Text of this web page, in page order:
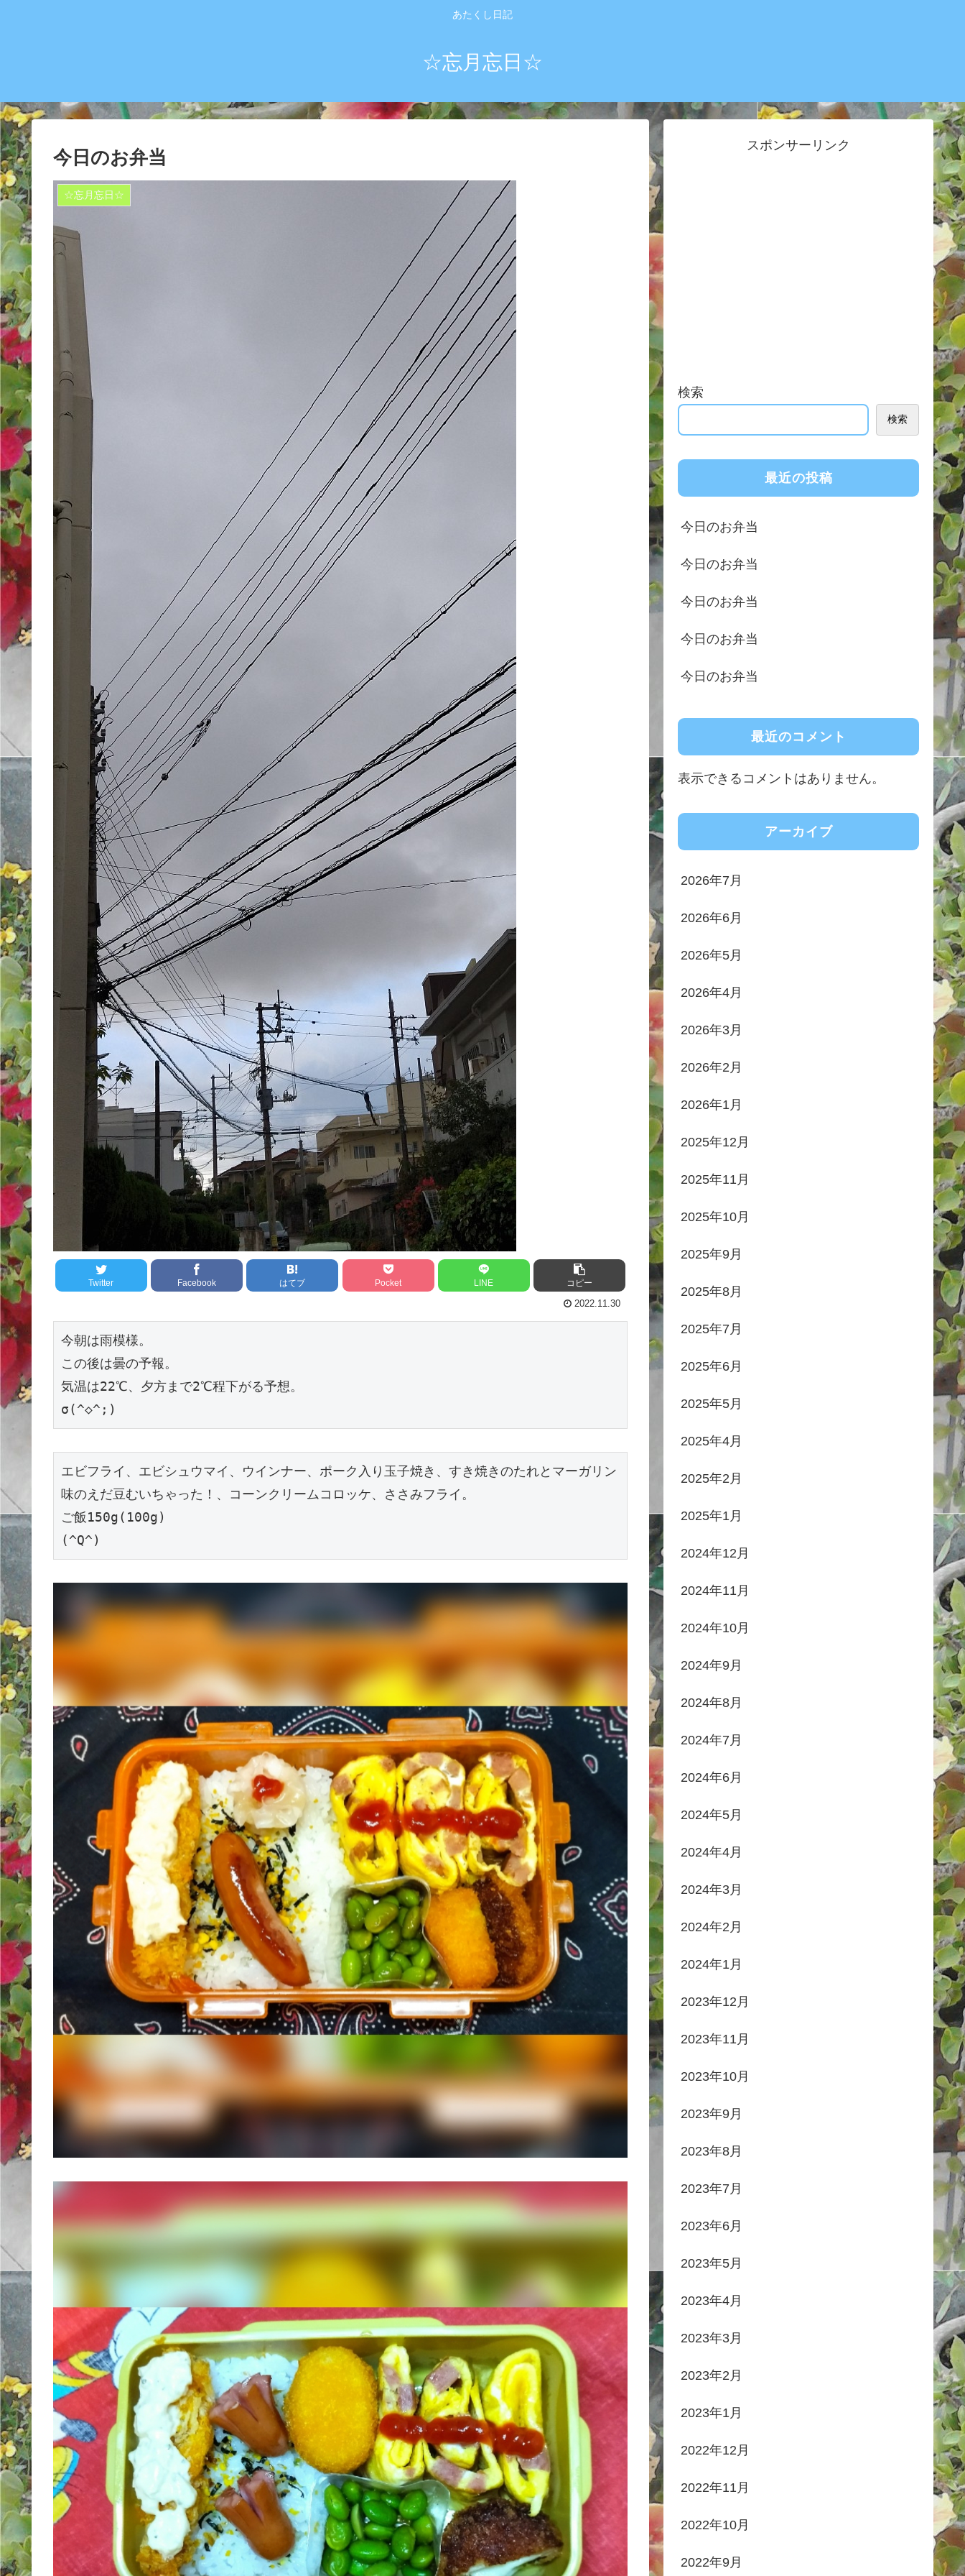
あたくし日記
☆忘月忘日☆
今日のお弁当
☆忘月忘日☆
Twitter Facebook はてブ Pocket LINE コピー
2022.11.30
今朝は雨模様。
この後は曇の予報。
気温は22℃、夕方まで2℃程下がる予想。
σ(^◇^;)
エビフライ、エビシュウマイ、ウインナー、ポーク入り玉子焼き、すき焼きのたれとマーガリン
味のえだ豆むいちゃった！、コーンクリームコロッケ、ささみフライ。
ご飯150g(100g)
(^Q^)
スポンサーリンク
検索
検索
最近の投稿
今日のお弁当
今日のお弁当
今日のお弁当
今日のお弁当
今日のお弁当
最近のコメント
表示できるコメントはありません。
アーカイブ
2026年7月
2026年6月
2026年5月
2026年4月
2026年3月
2026年2月
2026年1月
2025年12月
2025年11月
2025年10月
2025年9月
2025年8月
2025年7月
2025年6月
2025年5月
2025年4月
2025年2月
2025年1月
2024年12月
2024年11月
2024年10月
2024年9月
2024年8月
2024年7月
2024年6月
2024年5月
2024年4月
2024年3月
2024年2月
2024年1月
2023年12月
2023年11月
2023年10月
2023年9月
2023年8月
2023年7月
2023年6月
2023年5月
2023年4月
2023年3月
2023年2月
2023年1月
2022年12月
2022年11月
2022年10月
2022年9月